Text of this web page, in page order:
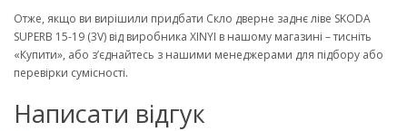
Отже, якщо ви вирішили придбати Скло дверне заднє ліве SKODA
SUPERB 15-19 (3V) від виробника XINYI в нашому магазині – тисніть
«Купити», або з’єднайтесь з нашими менеджерами для підбору або
перевірки сумісності.
Написати відгук